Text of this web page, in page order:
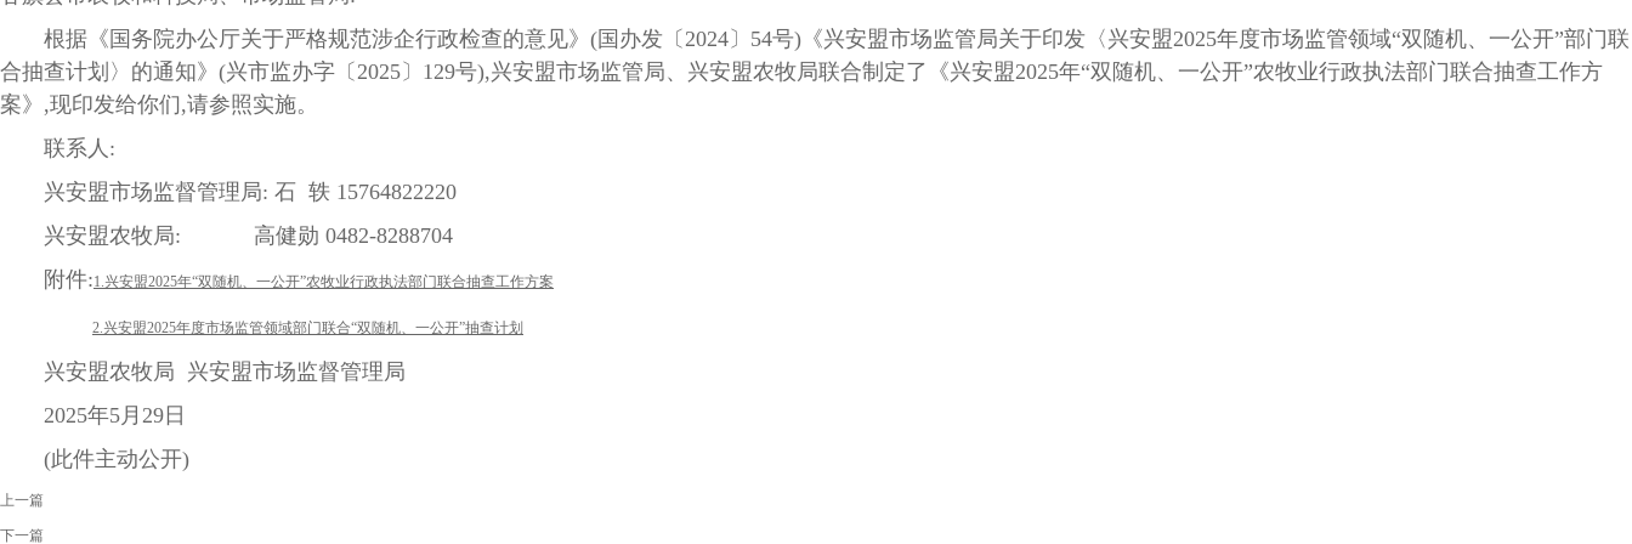
根据《国务院办公厅关于严格规范涉企行政检查的意见》(国办发〔2024〕54号)《兴安盟市场监管局关于印发〈兴安盟2025年度市场监管领域“双随机、一公开”部门联
合抽查计划〉的通知》(兴市监办字〔2025〕129号),兴安盟市场监管局、兴安盟农牧局联合制定了《兴安盟2025年“双随机、一公开”农牧业行政执法部门联合抽查工作方
案》,现印发给你们,请参照实施。
联系人:
兴安盟市场监督管理局: 石 轶 15764822220
兴安盟农牧局: 高健勋 0482-8288704
附件:1.兴安盟2025年“双随机、一公开”农牧业行政执法部门联合抽查工作方案
2.兴安盟2025年度市场监管领域部门联合“双随机、一公开”抽查计划
兴安盟农牧局 兴安盟市场监督管理局
2025年5月29日
(此件主动公开)
上一篇
下一篇